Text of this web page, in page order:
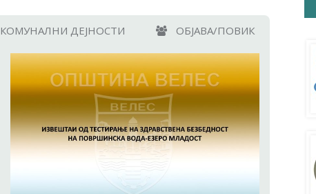
КОМУНАЛНИ ДЕЈНОСТИ ОБЈАВА/ПОВИК